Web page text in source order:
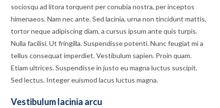
sociosqu ad litora torquent per conubia nostra, per inceptos
himenaeos. Nam nec ante. Sed lacinia, urna non tincidunt mattis,
tortor neque adipiscing diam, a cursus ipsum ante quis turpis.
Nulla facilisi. Ut fringilla. Suspendisse potenti. Nunc feugiat mi a
tellus consequat imperdiet. Vestibulum sapien. Proin quam.
Etiam ultrices. Suspendisse in justo eu magna luctus suscipit.
Sed lectus. Integer euismod lacus luctus magna.
Vestibulum lacinia arcu